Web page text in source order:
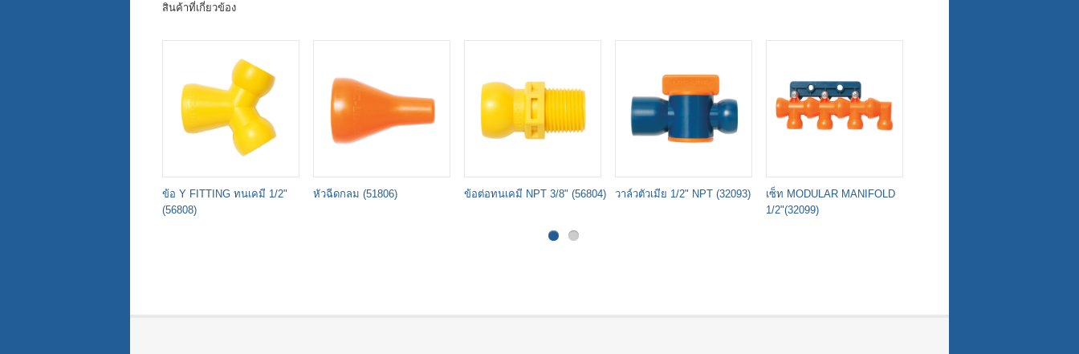
สินค้าที่เกี่ยวข้อง
ข้อ Y FITTING ทนเคมี 1/2"
(56808)
หัวฉีดกลม (51806) ข้อต่อทนเคมี NPT 3/8" (56804) วาล์วตัวเมีย 1/2" NPT (32093)
เซ็ท MODULAR MANIFOLD
1/2"(32099)